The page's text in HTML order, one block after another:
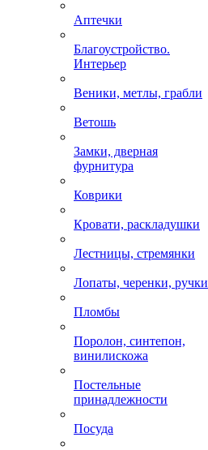
Аптечки
Благоустройство.
Интерьер
Веники, метлы, грабли
Ветошь
Замки, дверная
фурнитура
Коврики
Кровати, раскладушки
Лестницы, стремянки
Лопаты, черенки, ручки
Пломбы
Поролон, синтепон,
винилискожа
Постельные
принадлежности
Посуда